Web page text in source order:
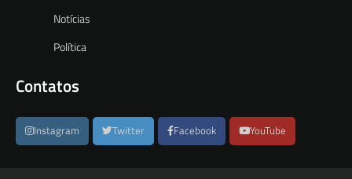
Notícias
Política
Contatos
Instagram Twitter Facebook YouTube